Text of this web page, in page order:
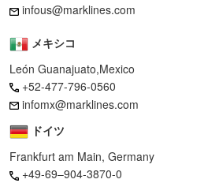
infous@marklines.com
メキシコ
León Guanajuato,Mexico
+52-477-796-0560
infomx@marklines.com
ドイツ
Frankfurt am Main, Germany
+49-69–904-3870-0